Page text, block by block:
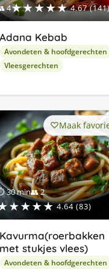
4★★★★★ 4.67
Adana Kebab
Avondeten & hoofdgerechten
Vleesgerechten
30 min👥 2
4.64 (83)
Maak
Kavurma(roerbakken
met stukjes vlees)
Avondeten & hoofdgerechten